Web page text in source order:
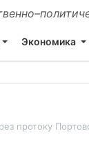
Экономика
протоку